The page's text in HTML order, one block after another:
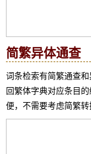
简繁异体通查
词条检索有简繁通查
回繁体字典对应条目
便，不需要考虑简繁转